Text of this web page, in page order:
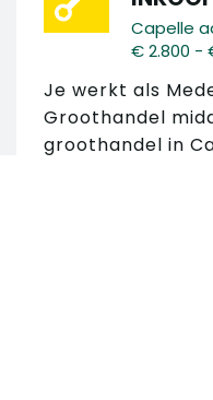
Capelle
€ 2.800 -
Je werkt als
Groothandel
groothandel in